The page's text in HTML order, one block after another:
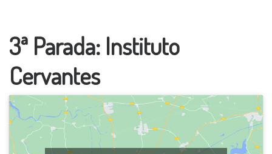
3ª Parada: Instituto
Cervantes